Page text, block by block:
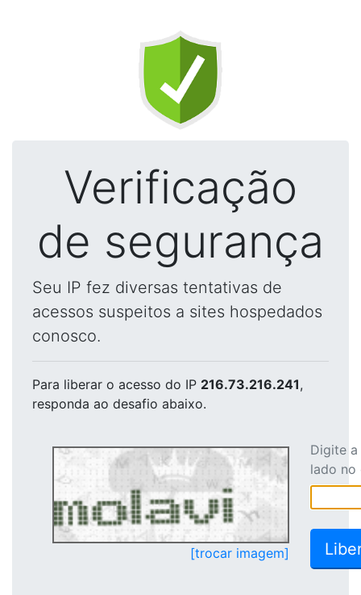
Verificação
de segurança
Seu IP fez diversas tentativas de
acessos suspeitos a sites hospedados
conosco.
Para liberar o acesso do IP 216.73.216.241,
responda ao desafio abaixo.
[trocar imagem]
Digite
lado no